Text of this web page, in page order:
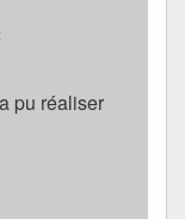
pu réaliser